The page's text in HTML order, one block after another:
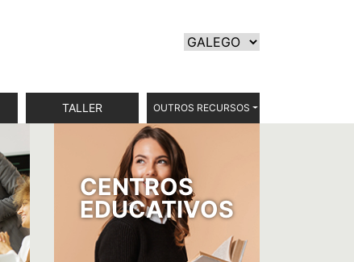
TALLER OUTROS RECURSOS
CENTROS
EDUCATIVOS